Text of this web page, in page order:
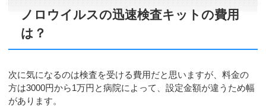
ノロウイルスの迅速検査キットの費用
は？
次に気になるのは検査を受ける費用だと思いますが、料金の
方は3000円から1万円と病院によって、設定金額が違うため幅
があります。